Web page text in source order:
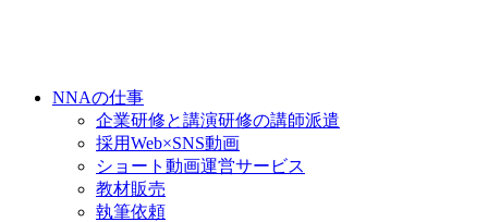
NNAの仕事
企業研修と講演研修の講師派遣
採用Web×SNS動画
ショート動画運営サービス
教材販売
執筆依頼